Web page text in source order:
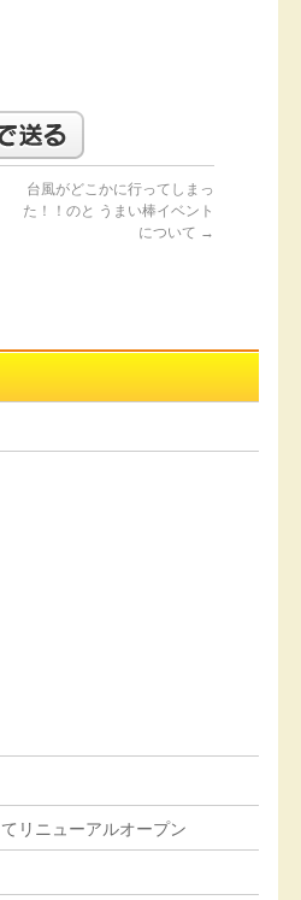
台風がどこかに行ってしまっ
た！！のと うまい棒イベント
について →
リニューアルオープン